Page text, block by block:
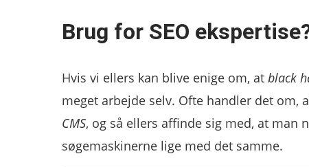
Brug for SEO
Hvis vi ellers kan blive enige om, at black
meget arbejde selv. Ofte handler det om,
CMS, og så ellers affinde sig med, at man
søgemaskinerne lige med det samme.